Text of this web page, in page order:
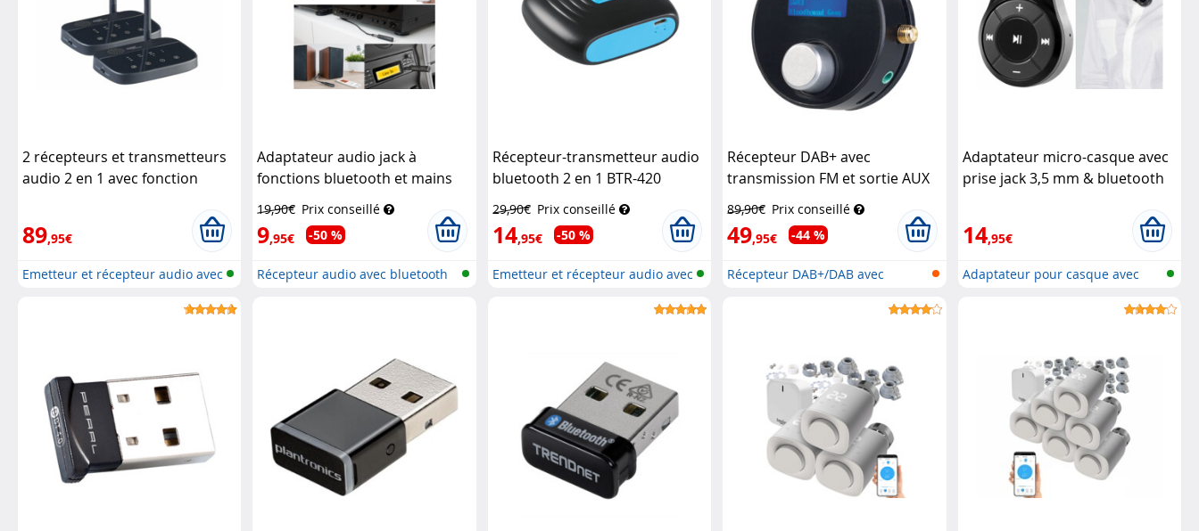
2 récepteurs et transmetteurs
audio 2 en 1 avec fonction
89,95€
Emetteur et récepteur audio avec
Adaptateur audio jack à
fonctions bluetooth et mains
Auvisio
19,90€ Prix conseillé
9,95€ -50 %
Récepteur audio avec bluetooth
Récepteur-transmetteur audio
bluetooth 2 en 1 BTR-420
29,90€ Prix conseillé
14,95€ -50 %
Emetteur et récepteur audio avec
Récepteur DAB+ avec
transmission FM et sortie AUX
Auvisio
89,90€ Prix conseillé
49,95€ -44 %
Récepteur DAB+/DAB avec
Adaptateur micro-casque avec
prise jack 3,5 mm & bluetooth
14,95€
Adaptateur pour casque avec